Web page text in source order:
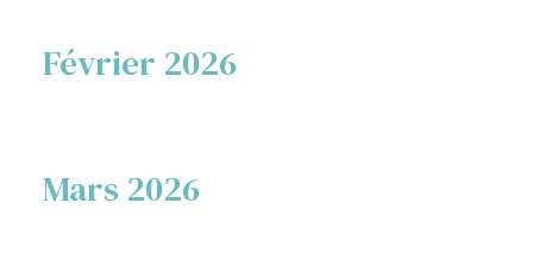
Février 2026
Mars 2026